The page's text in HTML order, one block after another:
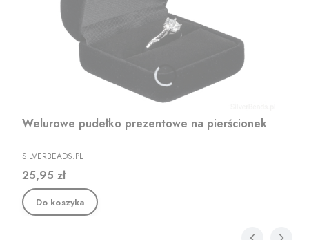
Welurowe pudełko prezentowe na pierścionek
PRODUCENT
SILVERBEADS.PL
Cena
25,95 zł
Do koszyka